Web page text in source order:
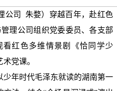
公司 朱婺） 穿越百年，赴红色
理公司组织党委委员、各支部
看红色多维情景剧《恰同学少
党课。
少年时代毛泽东就读的湖南第一